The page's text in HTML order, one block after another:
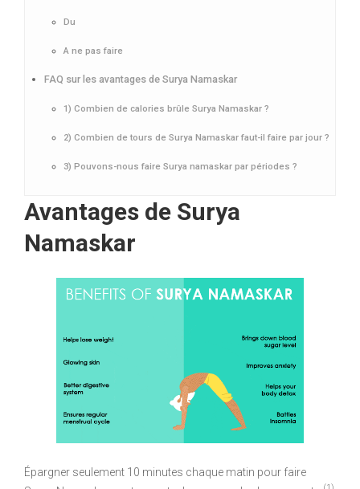
Du
A ne pas faire
FAQ sur les avantages de Surya Namaskar
1) Combien de calories brûle Surya Namaskar ?
2) Combien de tours de Surya Namaskar faut-il faire par jour ?
3) Pouvons-nous faire Surya namaskar par périodes ?
Avantages de Surya
Namaskar
Épargner seulement 10 minutes chaque matin pour faire